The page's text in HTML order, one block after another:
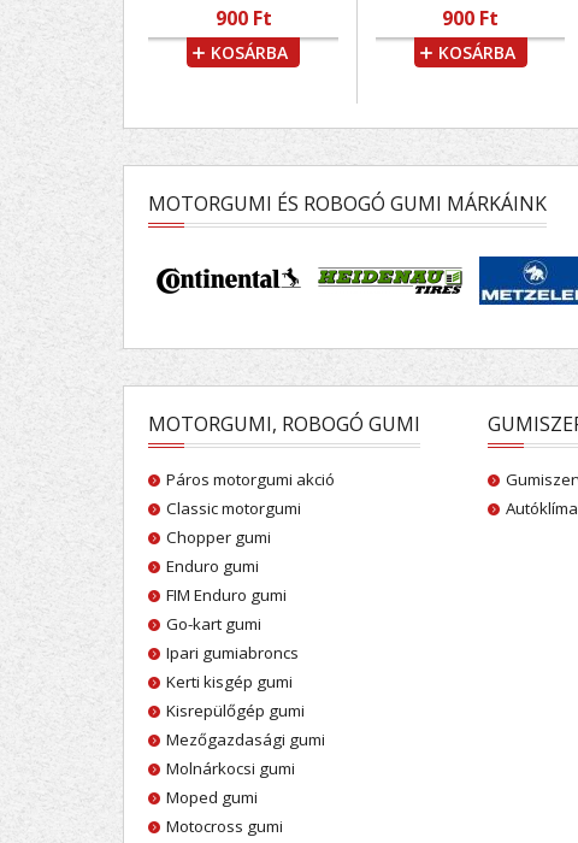
900 Ft
KOSÁRBA
900 Ft
KOSÁRBA
MOTORGUMI ÉS ROBOGÓ GUMI MÁRKÁINK
MOTORGUMI, ROBOGÓ GUMI
Páros motorgumi akció
Classic motorgumi
Chopper gumi
Enduro gumi
FIM Enduro gumi
Go-kart gumi
Ipari gumiabroncs
Kerti kisgép gumi
Kisrepülőgép gumi
Mezőgazdasági gumi
Molnárkocsi gumi
Moped gumi
Motocross gumi